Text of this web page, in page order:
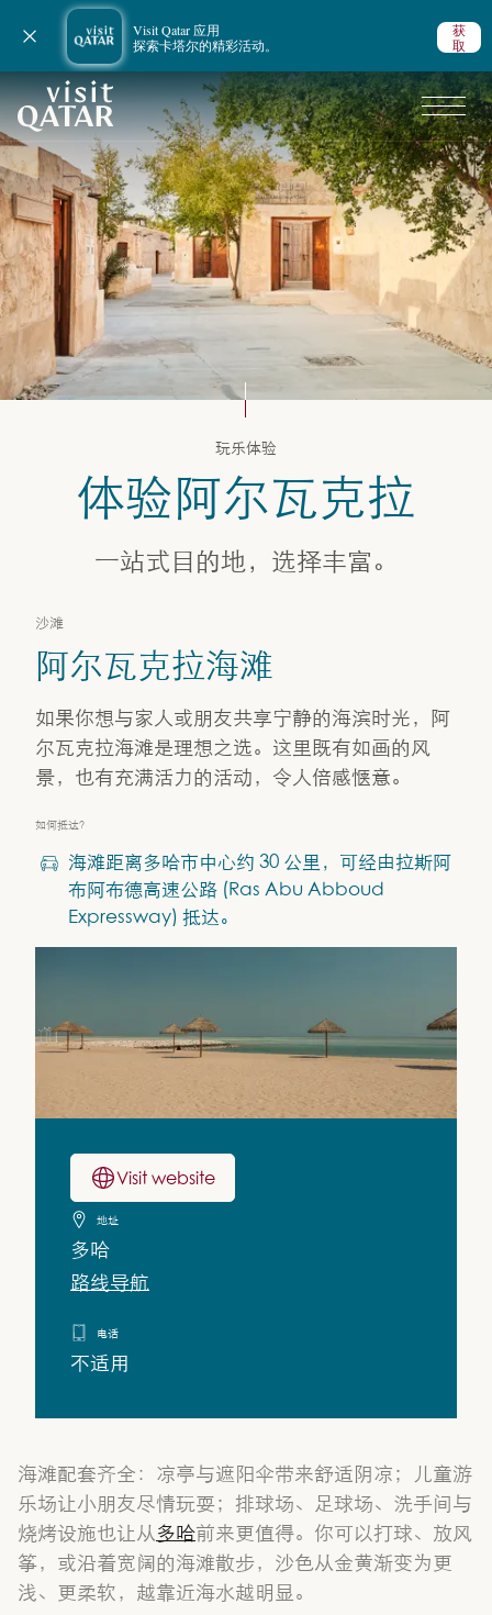
Visit Qatar 应用
探索卡塔尔的精彩活动。
获
取
关闭通知
VisitQatar 首页
阿尔瓦克拉海滩
玩乐体验
体验阿尔瓦克拉
一站式目的地，选择丰富。
沙滩
阿尔瓦克拉海滩
如果你想与家人或朋友共享宁静的海滨时光，阿
尔瓦克拉海滩是理想之选。这里既有如画的风
景，也有充满活力的活动，令人倍感惬意。
如何抵达？
海滩距离多哈市中心约 30 公里，可经由拉斯阿
布阿布德高速公路 (Ras Abu Abboud
Expressway) 抵达。
Visit website
地址
多哈
路线导航
电话
不适用
海滩配套齐全：凉亭与遮阳伞带来舒适阴凉；儿童游
乐场让小朋友尽情玩耍；排球场、足球场、洗手间与
烧烤设施也让从多哈前来更值得。你可以打球、放风
筝，或沿着宽阔的海滩散步，沙色从金黄渐变为更
浅、更柔软，越靠近海水越明显。